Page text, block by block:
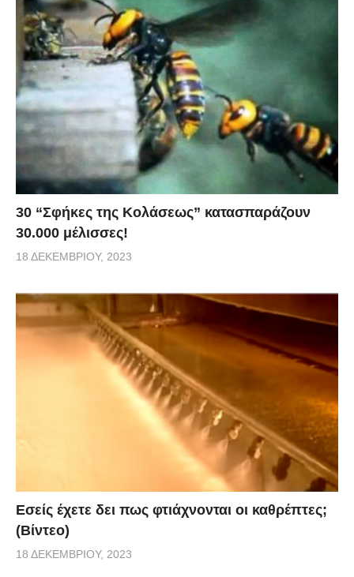
30 “Σφήκες της Κολάσεως” κατασπαράζουν
30.000 μέλισσες!
18 ΔΕΚΕΜΒΡΊΟΥ, 2023
Εσείς έχετε δει πως φτιάχνονται οι καθρέπτες;
(Βίντεο)
18 ΔΕΚΕΜΒΡΊΟΥ, 2023